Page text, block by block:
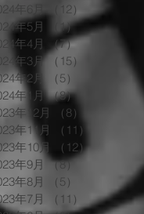
年6月
（12）
12件の記事
年5月
（1）1件の記事
年4月
（7）7件の記事
年3月
（15）
年2月
（5）
年1月 （8）
年12月
（8）
年11月
（11）
年10月
（12）
年9月 （8）
年8月
（5）
5件の記事
年7月
（11）
11件の記事